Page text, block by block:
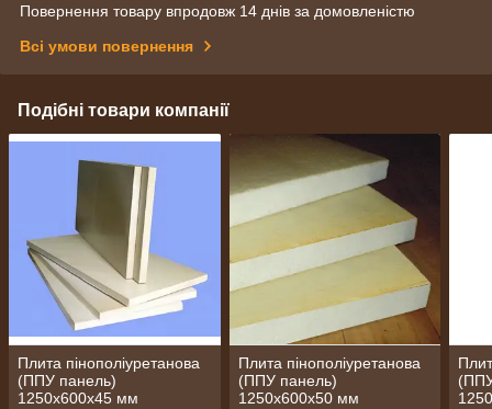
Повернення товару впродовж 14 днів за домовленістю
Всі умови повернення
Подібні товари компанії
Плита пінополіуретанова
(ППУ панель)
1250х600х45 мм
Плита пінополіуретанова
(ППУ панель)
1250х600х50 мм